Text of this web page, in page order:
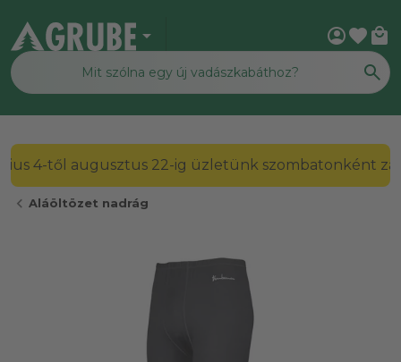
arrow_drop_down account_circlefavorite local_mall
2026. július 4-től augusztus 22-ig üzletünk
chevron_left Aláöltözet nadrág